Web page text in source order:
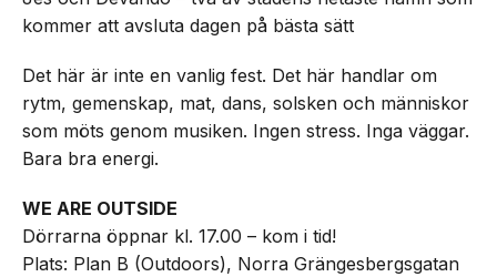
kommer att avsluta dagen på bästa sätt
Det här är inte en vanlig fest. Det här handlar om
rytm, gemenskap, mat, dans, solsken och människor
som möts genom musiken. Ingen stress. Inga väggar.
Bara bra energi.
WE ARE OUTSIDE
Dörrarna öppnar kl. 17.00 – kom i tid!
Plats: Plan B (Outdoors), Norra Grängesbergsgatan